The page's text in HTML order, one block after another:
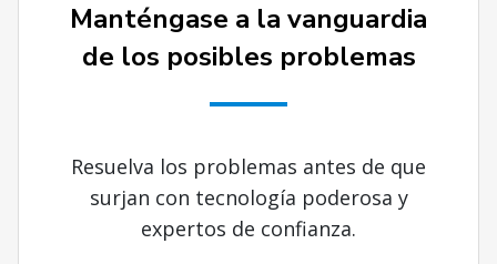
Manténgase a la vanguardia
de los posibles problemas
Resuelva los problemas antes de que
surjan con tecnología poderosa y
expertos de confianza.